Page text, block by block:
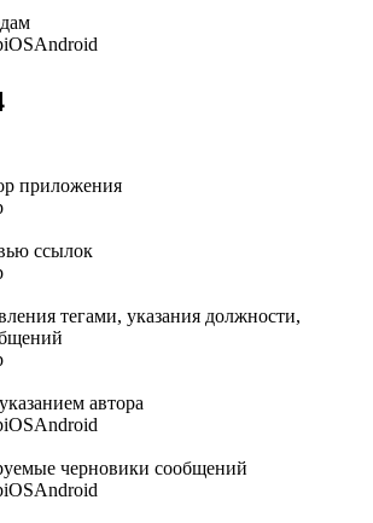
iOSAndroid
приложения
ссылок
тегами, указания должности,
автора
iOSAndroid
черновики сообщений
iOSAndroid